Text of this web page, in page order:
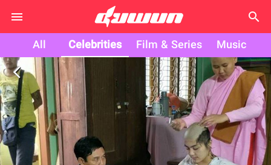
search
All Celebrities Film & Series Music
arrow_back_ios